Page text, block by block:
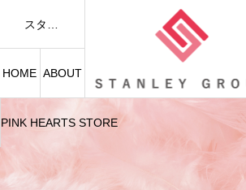
HOME ABOUT
PINK HEARTS STORE